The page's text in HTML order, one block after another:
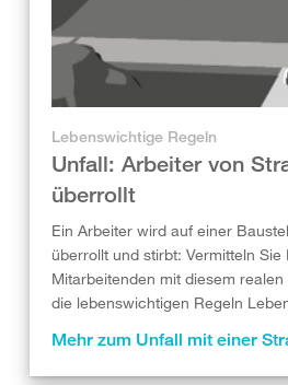
Lebenswichtige Regeln
Unfall: Arbeiter von
überrollt
Ein Arbeiter wird auf einer
überrollt und stirbt: Vermitteln Sie
Mitarbeitenden mit diesem realen
die lebenswichtigen Regeln
Mehr zum Unfall mit einer